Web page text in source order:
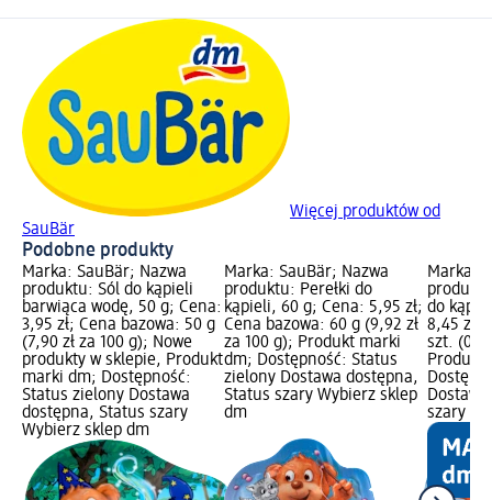
Więcej produktów od
SauBär
Podobne produkty
Marka: SauBär; Nazwa
produktu: Sól do kąpieli
barwiąca wodę, 50 g; Cena:
3,95 zł; Cena bazowa: 50 g
(7,90 zł za 100 g); Nowe
produkty w sklepie, Produkt
marki dm; Dostępność:
Status zielony Dostawa
dostępna, Status szary
Wybierz sklep dm
Marka: SauBär; Nazwa
produktu: Perełki do
kąpieli, 60 g; Cena: 5,95 zł;
Cena bazowa: 60 g (9,92 zł
za 100 g); Produkt marki
dm; Dostępność: Status
zielony Dostawa dostępna,
Status szary Wybierz sklep
dm
Marka:
do
8,45 zł;
szt.
Produkt
szary